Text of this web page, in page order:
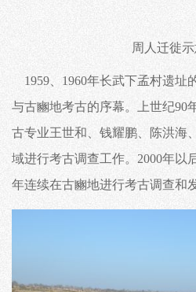
周人迁徙
1959、1960年长武下孟村遗址
与古豳地考古的序幕。
上世纪90
古专业王世和、钱耀鹏、陈洪海
域进行考古调查工作。 2000年以
年连续在古豳地进行考古调查和